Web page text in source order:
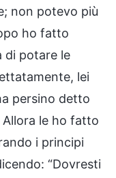
non potevo più
ho fatto
di potare le
lei
persino detto
le ho fatto
i principi
“Dovresti